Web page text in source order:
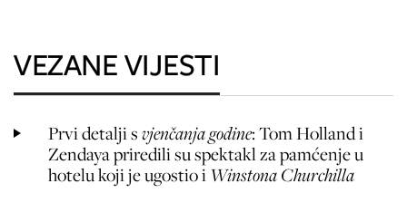
VEZANE VIJESTI
Prvi detalji svjenčanja godine: Tom Holland i
Zendaya priredili su spektakl za pamćenje u
hotelu koji je ugostio iWinstona Churchilla